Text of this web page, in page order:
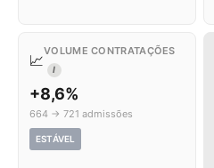
📈
VOLUME CONTRATAÇÕES
I
+8,6%
664 → 721 admissões
ESTÁVEL